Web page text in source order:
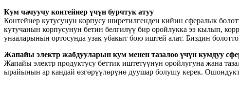
Кум чачуучу контейнер үчүн бурчтук атуу
Контейнер кутусунун корпусу ширетилгенден кийин сфералык
кутучанын корпусунун бетин белгилүү бир оройлукка ээ кылып,
унааларынын ортосунда узак убакыт бою иштей алат. Биздин
Жапайы электр жабдууларын кум менен тазалоо үчүн кумдуу
Жапайы электр продуктусу беттик иштетүүнүн оройлугуна жана
ырайынын ар кандай өзгөрүүлөрүнө дуушар болушу керек.